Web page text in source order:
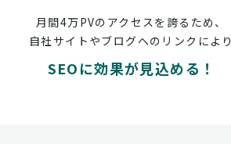
月間4万PVのアクセスを誇るため、
自社サイトやブログへのリンクにより
SEOに効果が見込める！